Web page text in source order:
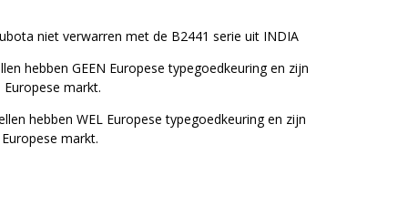
niet verwarren met de B2441 serie uit INDIA
hebben GEEN Europese typegoedkeuring en zijn
markt.
hebben WEL Europese typegoedkeuring en zijn
markt.